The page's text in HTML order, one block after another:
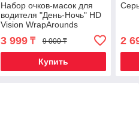
Набор очков-масок для
водителя "День-Ночь" HD
Vision WrapArounds
3 999₸ 9 000 ₸
Купить
2